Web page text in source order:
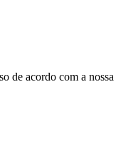
de acordo com a nossa